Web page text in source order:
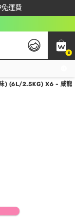
運費
優惠即減$50
0
) (6L/2.5KG) X6 - 威龍